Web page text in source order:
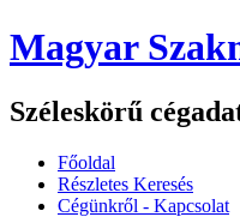
Magyar
Széleskörű
Főoldal
Részletes Keresés
Cégünkről - Kapcsolat